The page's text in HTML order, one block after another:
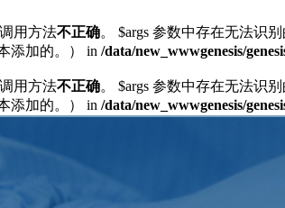
用方法不正确。 $args 参数中存在无法识别
添加的。） in /data/new_wwwgenesis/
用方法不正确。 $args 参数中存在无法识别
添加的。） in /data/new_wwwgenesis/